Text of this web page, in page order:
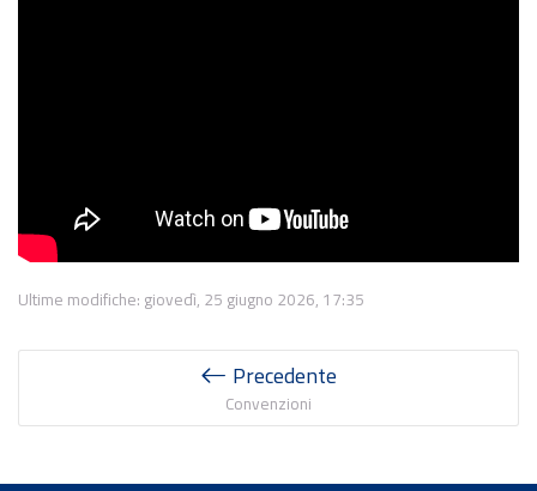
Ultime modifiche: giovedì, 25 giugno 2026, 17:35
Precedente
Convenzioni